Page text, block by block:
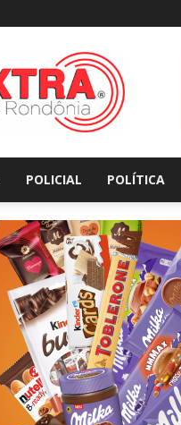
Extraderondonia.com.br
POLICIAL POLÍTICA